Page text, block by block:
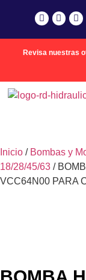
Revisa nuestras
Inicio / Bombas y
18/28/45/63 /
VCC64N00 PARA